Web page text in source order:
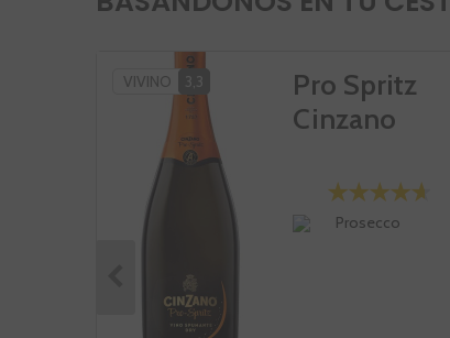
VIVINO 3,3
Pro Spritz
Cinzano
Prosecco